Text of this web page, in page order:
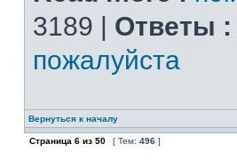
3189 | Ответы :
пожалуйста
Вернуться к началу
Страница 6 из 50 [ Тем: 496 ]